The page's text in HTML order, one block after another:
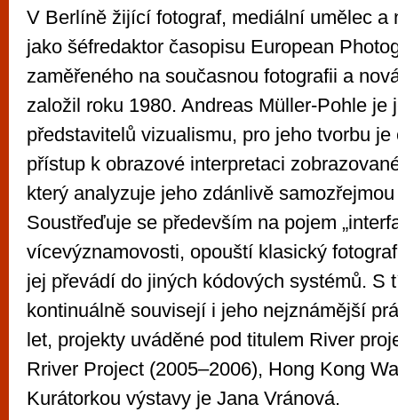
V Berlíně žijící fotograf, mediální umělec a
jako šéfredaktor časopisu European
zaměřeného na současnou fotografii a
založil roku 1980. Andreas Müller-Pohle je
představitelů vizualismu, pro jeho tvorbu
přístup k obrazové interpretaci
který analyzuje jeho zdánlivě
Soustřeďuje se především na pojem
vícevýznamovosti, opouští klasický
jej převádí do jiných kódových systémů. S
kontinuálně souvisejí i jeho nejznámější
let, projekty uváděné pod titulem River
Rriver Project (2005–2006), Hong Kong
Kurátorkou výstavy je Jana Vránová.